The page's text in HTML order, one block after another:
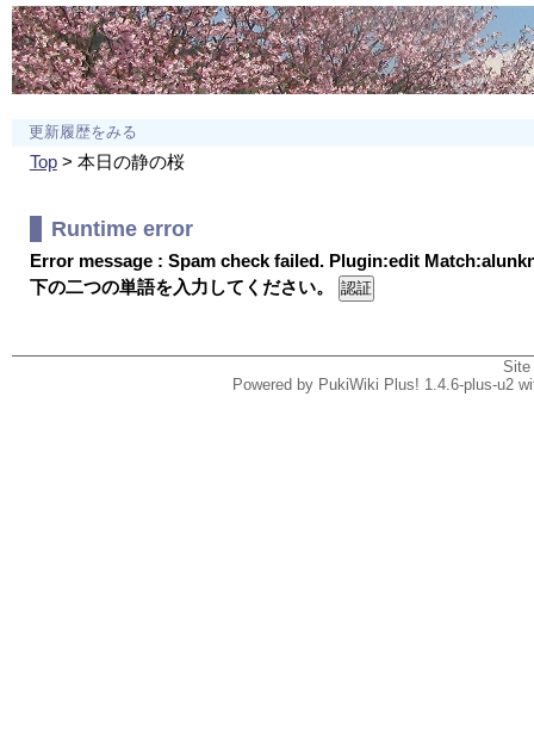
更新履歴をみる
Top> 本日の静の桜
Runtime error
Error message : Spam check failed. Plugin:edit
下の二つの単語を入力してください。
Powered by PukiWiki Plus! 1.4.6-plus-u2